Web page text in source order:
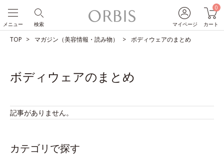
マイページ
0
カート
検索
メニュー
TOP マガジン（美容情報・読み物） ボディウェアのまとめ
ボディウェアのまとめ
記事がありません。
カテゴリで探す